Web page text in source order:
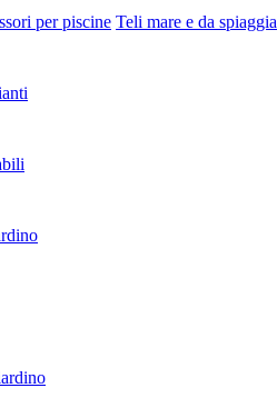
per piscine Teli mare e da spiaggia